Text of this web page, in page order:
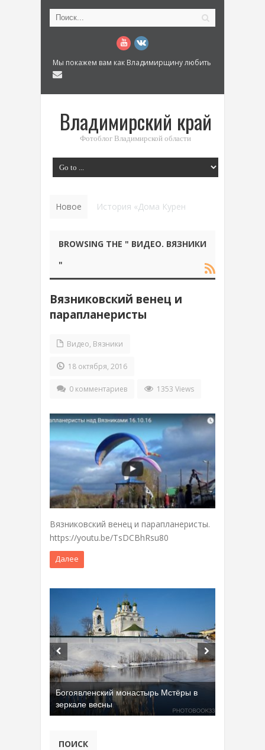
Мы покажем вам как Владимирщину любить
Владимирский край
Фотоблог Владимирской области
Новое Ковровский троллейбус: История
BROWSING THE " ВИДЕО. ВЯЗНИКИ
"
Вязниковский венец и
парапланеристы
Видео, Вязники
18 октября, 2016
0 комментариев 1353 Views
Вязниковский венец и парапланеристы.
https://youtu.be/TsDCBhRsu80
Далее
Богоявленский монастырь Мстёры в
зеркале весны
ПОИСК